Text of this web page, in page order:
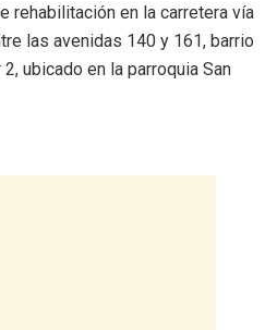
rehabilitación en la carretera vía
las avenidas 140 y 161, barrio
ubicado en la parroquia San